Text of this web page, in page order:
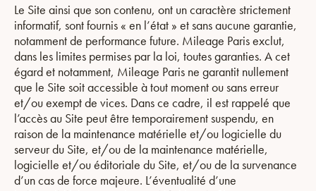
Le Site ainsi que son contenu, ont un caractère strictement
informatif, sont fournis « en l’état » et sans aucune garantie,
notamment de performance future. Mileage Paris exclut,
dans les limites permises par la loi, toutes garanties. A cet
égard et notamment, Mileage Paris ne garantit nullement
que le Site soit accessible à tout moment ou sans erreur
et/ou exempt de vices. Dans ce cadre, il est rappelé que
l’accès au Site peut être temporairement suspendu, en
raison de la maintenance matérielle et/ou logicielle du
serveur du Site, et/ou de la maintenance matérielle,
logicielle et/ou éditoriale du Site, et/ou de la survenance
d’un cas de force majeure. L’éventualité d’une